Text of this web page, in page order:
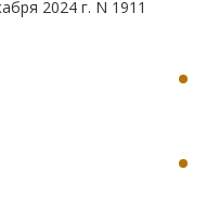
2024 г. N 1911